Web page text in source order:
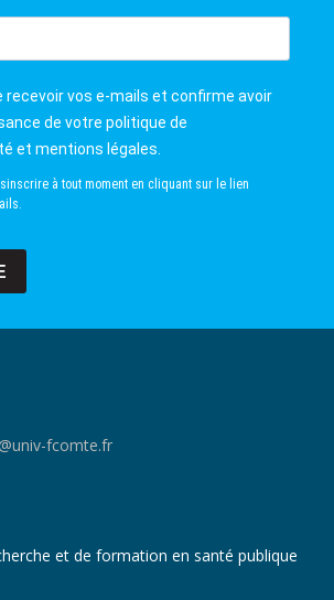
recevoir vos e-mails et confirme avoir
de votre politique de
et mentions légales.
à tout moment en cliquant sur le lien
fcomte.fr
et de formation en santé publique